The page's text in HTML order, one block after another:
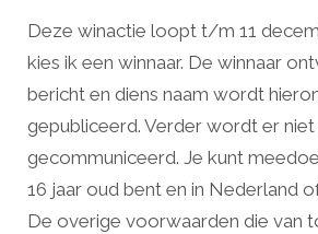
Deze winactie loopt t/m 11
kies ik een winnaar. De winnaar
bericht en diens naam wordt
gepubliceerd. Verder wordt er
gecommuniceerd. Je kunt
16 jaar oud bent en in Nederland
De overige voorwaarden die van